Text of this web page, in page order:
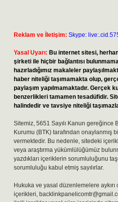
Reklam ve İletişim: Skype:
Yasal Uyarı: Bu internet sitesi,
şirketi ile hiçbir bağlantısı
hazırladığımız makaleler
haber niteliği taşımamakta olup,
paylaşım yapılmamaktadır. Gerçek
benzerlikleri tamamen tesadüfidir.
halindedir ve tavsiye niteliği
Sitemiz, 5651 Sayılı Kanun gereğince
Kurumu (BTK) tarafından onaylanmış
vermektedir. Bu nedenle, sitedeki
veya araştırma yükümlülüğümüz
yazdıkları içeriklerin sorumluluğunu
sorumluluğu kabul etmiş sayılırlar.
Hukuka ve yasal düzenlemelere
içerikleri,